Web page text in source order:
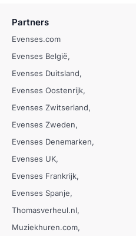
Partners
Evenses.com
Evenses België
Evenses Duitsland
Evenses Oostenrijk
Evenses Zwitserland
Evenses Zweden
Evenses Denemarken
Evenses UK
Evenses Frankrijk
Evenses Spanje
Thomasverheul.nl
Muziekhuren.com